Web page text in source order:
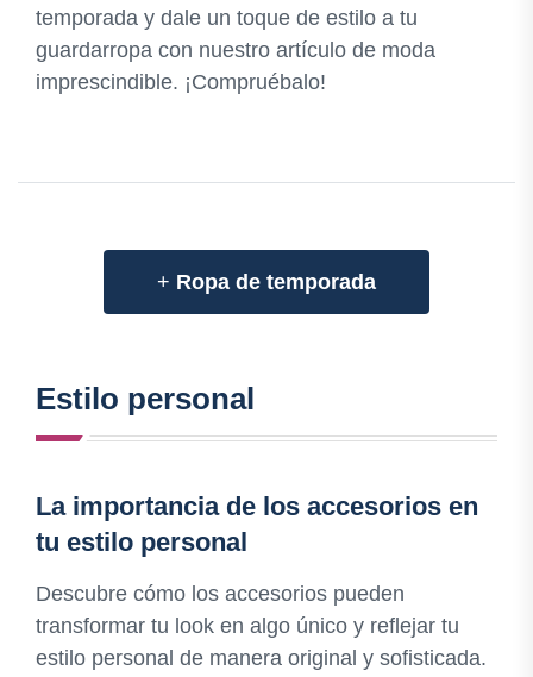
temporada y dale un toque de estilo a tu
guardarropa con nuestro artículo de moda
imprescindible. ¡Compruébalo!
+ Ropa de temporada
Estilo personal
La importancia de los accesorios en
tu estilo personal
Descubre cómo los accesorios pueden
transformar tu look en algo único y reflejar tu
estilo personal de manera original y sofisticada.